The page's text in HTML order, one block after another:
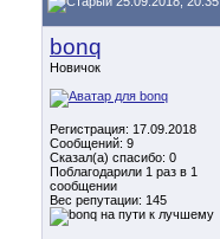
bonq
Новичок
Регистрация: 17.09.2018
Сообщений: 9
Сказал(а) спасибо: 0
Поблагодарили 1 раз в 1
сообщении
Вес репутации: 145